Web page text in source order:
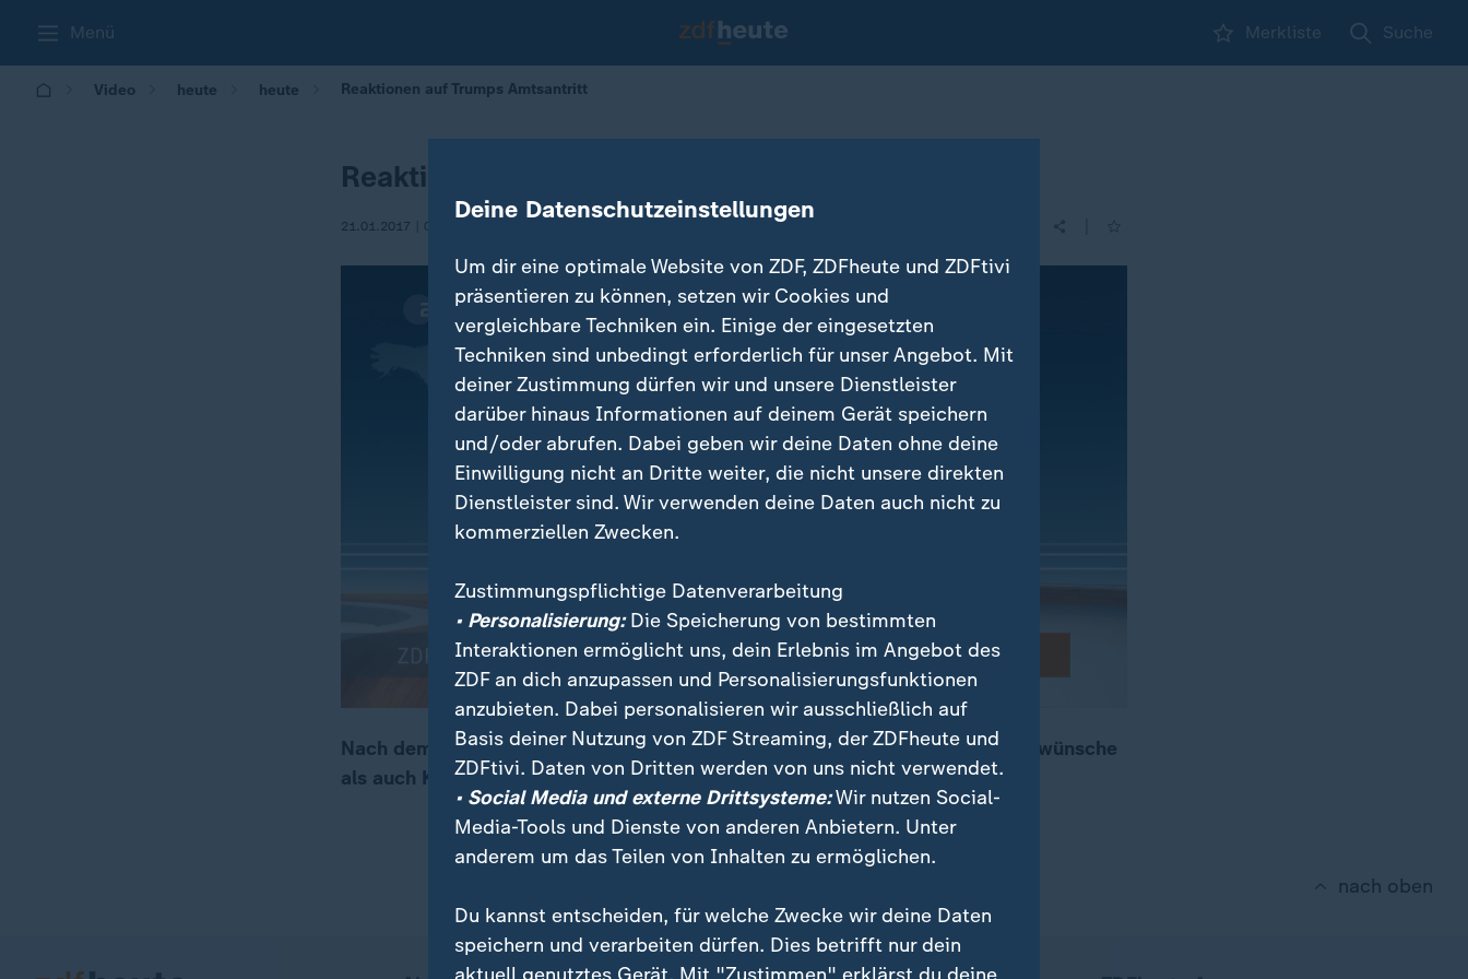
Menü Merkliste Suche
Video heute heute Reaktionen auf Trumps Amtsantritt
Reaktionen auf Trumps Amtsantritt
21.01.2017 | 09:30
00:05 00:26
Nach dem Amtsantritt von Donald Trump gab es international sowohl Glückwünsche
als auch Kritik. An vielen Orten in der Welt gab es Proteste gegen Trump.
nach oben
Deine Datenschutzeinstellungen
Um dir eine optimale Website von ZDF, ZDFheute und ZDFtivi
präsentieren zu können, setzen wir Cookies und
vergleichbare Techniken ein. Einige der eingesetzten
Techniken sind unbedingt erforderlich für unser Angebot. Mit
deiner Zustimmung dürfen wir und unsere Dienstleister
darüber hinaus Informationen auf deinem Gerät speichern
und/oder abrufen. Dabei geben wir deine Daten ohne deine
Einwilligung nicht an Dritte weiter, die nicht unsere direkten
Dienstleister sind. Wir verwenden deine Daten auch nicht zu
kommerziellen Zwecken.
Zustimmungspflichtige Datenverarbeitung
• Personalisierung:Die Speicherung von bestimmten
Interaktionen ermöglicht uns, dein Erlebnis im Angebot des
ZDF an dich anzupassen und Personalisierungsfunktionen
anzubieten. Dabei personalisieren wir ausschließlich auf
Basis deiner Nutzung von ZDF Streaming, der ZDFheute und
ZDFtivi. Daten von Dritten werden von uns nicht verwendet.
• Social Media und externe Drittsysteme:Wir nutzen Social-
Media-Tools und Dienste von anderen Anbietern. Unter
anderem um das Teilen von Inhalten zu ermöglichen.
Du kannst entscheiden, für welche Zwecke wir deine Daten
speichern und verarbeiten dürfen. Dies betrifft nur dein